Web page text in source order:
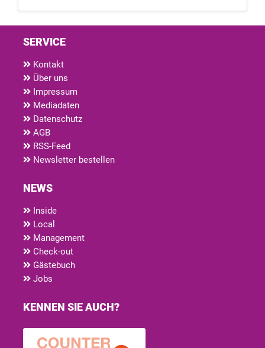
SERVICE
Kontakt
Über uns
Impressum
Mediadaten
Datenschutz
AGB
RSS-Feed
Newsletter bestellen
NEWS
Inside
Local
Management
Check-out
Gästebuch
Jobs
KENNEN SIE AUCH?